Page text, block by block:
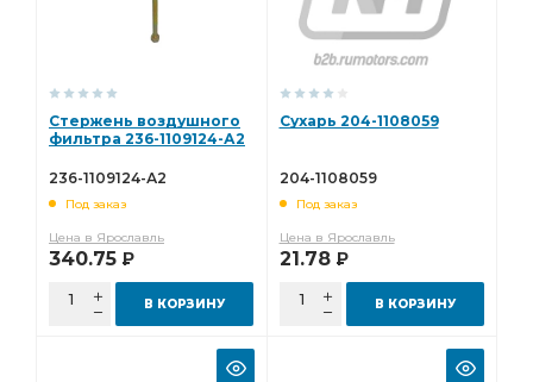
Стержень воздушного
фильтра 236-1109124-А2
236-1109124-А2
Под заказ
Цена в Ярославль
340.75 Р
В КОРЗИНУ
Сухарь 204-1108059
204-1108059
Под заказ
Цена в Ярославль
21.78 Р
В КОРЗИНУ